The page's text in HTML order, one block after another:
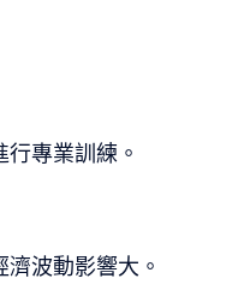
專業訓練。
波動影響大。